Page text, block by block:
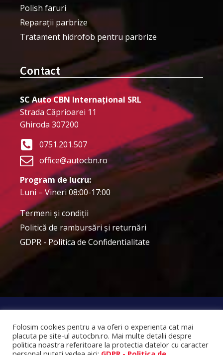
Polish faruri
Reparații parbrize
Tratament hidrofob pentru parbrize
Contact
SC Auto CBN Internațional SRL
Strada Căprioarei 11
Ghiroda 307200
0751.201.507
office@autocbn.ro
Program de lucru:
Luni – Vineri 08:00-17:00
Termeni şi condiţii
Politică de rambursări și returnări
GDPR - Politica de Confidentialitate
GDPR - Politica de Confidentialitate
Folosim cookies pentru a va oferi o experienta cat mai
placuta pe site-ul autocbn.ro. Mai multe detalii despre
politica noastra referitoare la protectia datelor cu caracter